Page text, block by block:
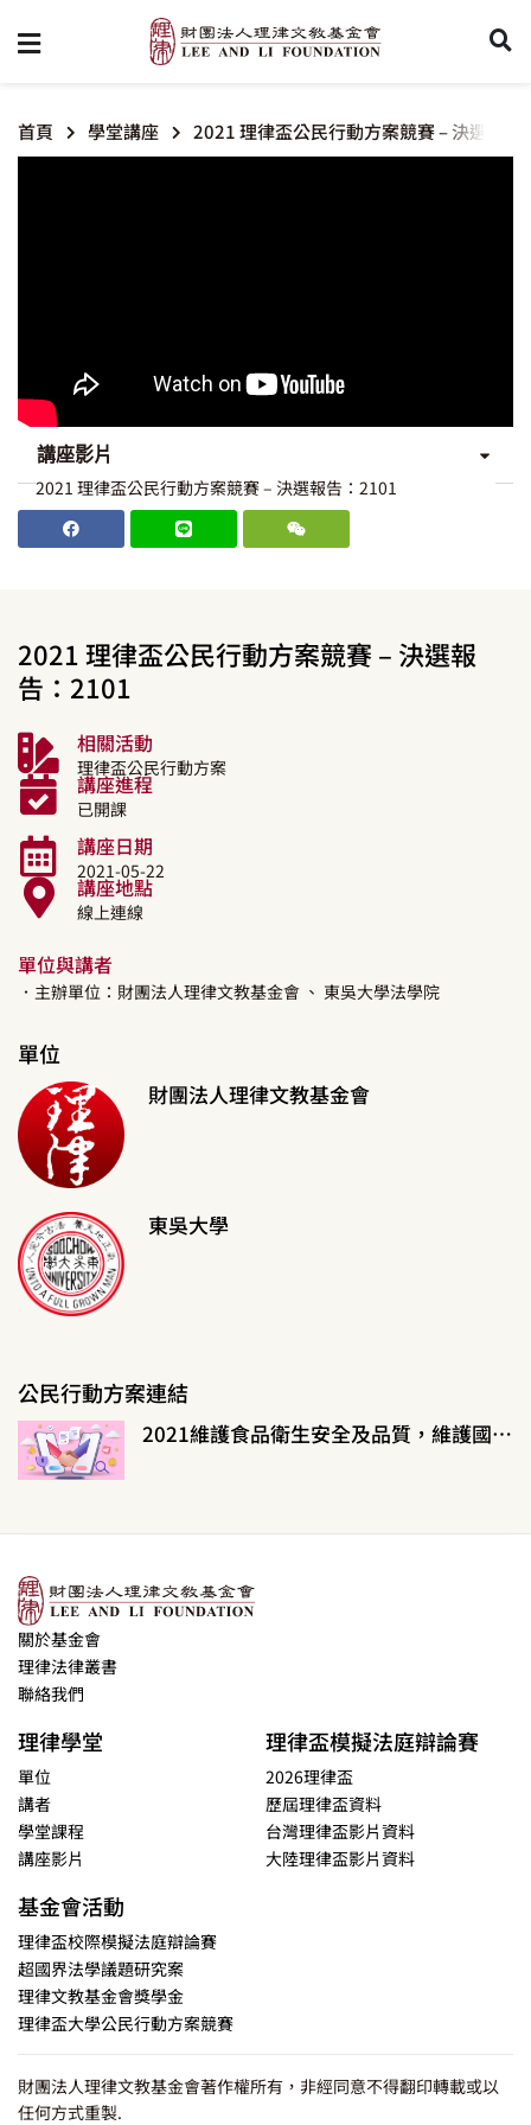
首頁 學堂講座 2021 理律盃公民行動方案競賽 – 決選報告
講座影片
2021 理律盃公民行動方案競賽 – 決選報告：2101
2021 理律盃公民行動方案競賽 – 決選報
告：2101
相關活動
理律盃公民行動方案
講座進程
已開課
講座日期
2021-05-22
講座地點
線上連線
單位與講者
．主辦單位：財團法人理律文教基金會 、 東吳大學法學院
單位
財團法人理律文教基金會
東吳大學
公民行動方案連結
2021維護食品衛生安全及品質，維護國民健康
關於基金會
理律法律叢書
聯絡我們
理律學堂
單位
講者
學堂課程
講座影片
理律盃模擬法庭辯論賽
2026理律盃
歷屆理律盃資料
台灣理律盃影片資料
大陸理律盃影片資料
基金會活動
理律盃校際模擬法庭辯論賽
超國界法學議題研究案
理律文教基金會獎學金
理律盃大學公民行動方案競賽
財團法人理律文教基金會著作權所有，非經同意不得翻印轉載或以
任何方式重製.